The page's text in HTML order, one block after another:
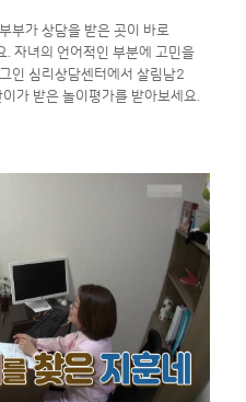
부가 상담을 받은 곳이 바로
. 자녀의 언어적인 부분에 고민을
인 심리상담센터에서 살림남2
가 받은 놀이평가를 받아보세요.